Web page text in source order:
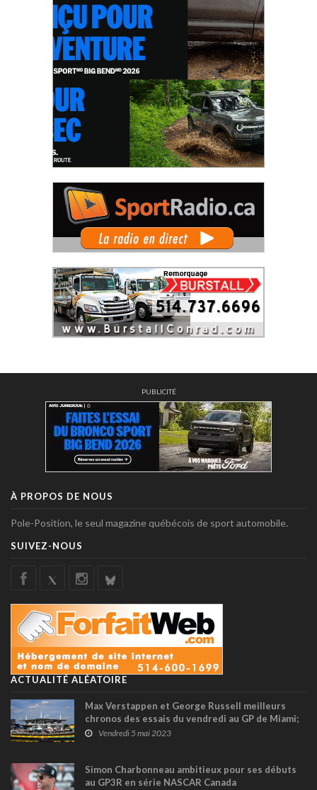
PUBLICITÉ
À PROPOS DE NOUS
Pole-Position, le seul magazine québécois de sport automobile.
SUIVEZ-NOUS
ACTUALITÉ ALÉATOIRE
Max Verstappen et George Russell meilleurs
chronos des essais du vendredi au GP de Miami;
Lance Stroll Top 8
Vendredi 5 mai 2023
Simon Charbonneau ambitieux pour ses débuts
au GP3R en série NASCAR Canada